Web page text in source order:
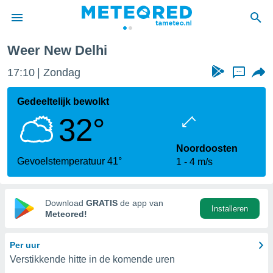
door
verstrekte
hoge
hebt de
voor
op basis
Weer New Delhi
17:10 Zondag ...
Gedeeltelijk bewolkt
32°
Gevoelstemperatuur 41°
Noordoosten
1
4 m/s
Download GRATIS de app van
Meteored!
Installeren
Per uur
Verstikkende hitte in de komende uren